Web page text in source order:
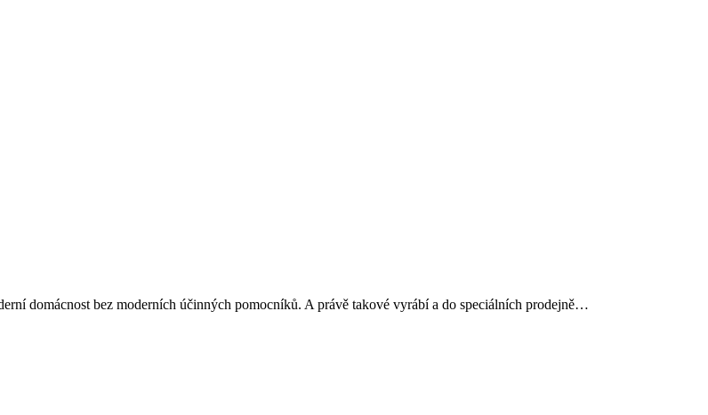
domácnost bez moderních účinných pomocníků. A právě takové vyrábí a do speciálních prodejně…